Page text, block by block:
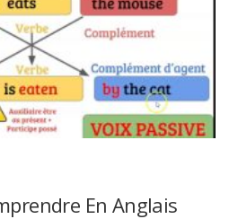
En Anglais